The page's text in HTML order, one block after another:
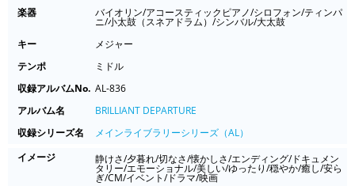
楽器
バイオリン/アコースティックピアノ/シロフォン/ティンパ
ニ/小太鼓（スネアドラム）/シンバル/大太鼓
キー
メジャー
テンポ
ミドル
収録アルバムNo. AL-836
アルバム名
BRILLIANT DEPARTURE
収録シリーズ名
メインライブラリーシリーズ（AL）
イメージ
静けさ/夕暮れ/切なさ/懐かしさ/エンディング/ドキュメン
タリー/エモーショナル/美しい/ゆったり/穏やか/癒し/安ら
ぎ/CM/イベント/ドラマ/映画